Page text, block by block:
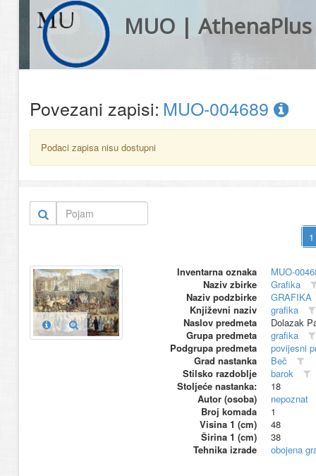
MUO | AthenaPlus
Povezani zapisi: MUO-004689
Podaci zapisa nisu dostupni
Inventarna oznaka
MUO-
Naziv zbirke
Grafika
Naziv podzbirke
GRAFIKA
Književni naziv
grafika
Naslov predmeta
Dolazak
Grupa predmeta
grafika
Podgrupa predmeta
povijesni
Grad nastanka
Beč
Stilsko razdoblje
barok
Stoljeće nastanka:
18
Autor (osoba)
nepoznat
Broj komada
1
Visina 1 (cm)
48
Širina 1 (cm)
38
Tehnika izrade
obojena